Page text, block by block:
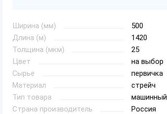
Ширина (мм)
500
Длина (м)
1420
Толщина (мкм)
25
Цвет
на выбор
Сырье
первичка
Материал
стрейч
Тип товара
машинный
Страна производитель
Россия